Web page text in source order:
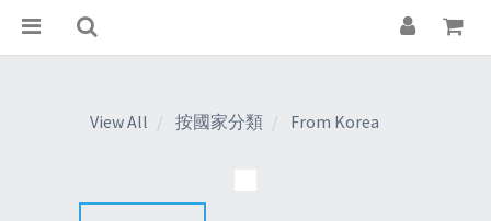
View All 按國家分類 From Korea